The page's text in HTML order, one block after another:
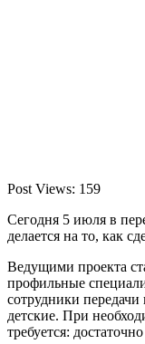
Post Views: 159
Сегодня 5 июля в
делается на то, как
Ведущими проекта
профильные
сотрудники
детские. При
требуется: